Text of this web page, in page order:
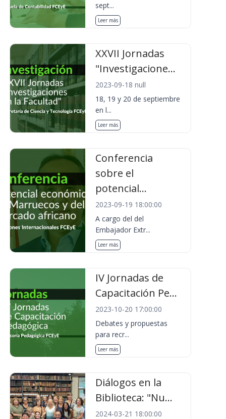
sept...
Leer más
XXVII Jornadas
"Investigacione...
2023-09-18 null
18, 19 y 20 de septiembre
en l...
Leer más
Conferencia
sobre el
potencial...
2023-09-19 18:00:00
A cargo del del
Embajador Extr...
Leer más
IV Jornadas de
Capacitación Pe...
2023-10-20 17:00:00
Debates y propuestas
para recr...
Leer más
Diálogos en la
Biblioteca: "Nu...
2024-03-21 18:00:00